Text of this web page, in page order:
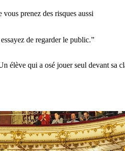
prenez des risques aussi
de regarder le public.”
élève qui a osé jouer seul devant sa